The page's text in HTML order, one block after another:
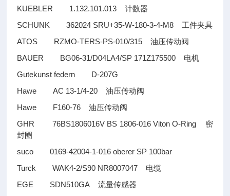
KUEBLER 1.132.101.013计数器
SCHUNK 362024 SRU+35-W-180-3-4-M8 工件夹具
ATOS RZMO-TERS-PS-010/315油压传动阀
BAUER BG06-31/D04LA4/SP 171Z175500 电机
Gutekunst federn D-207G
Hawe AC 13-1/4-20油压传动阀
Hawe F160-76油压传动阀
GHR 76BS1806016V BS 1806-016 Viton O-Ring
密
封圈
suco 0169-42004-1-016 oberer SP 100bar
Turck WAK4-2/S90 NR8007047 电缆
EGE SDN510GA流量传感器